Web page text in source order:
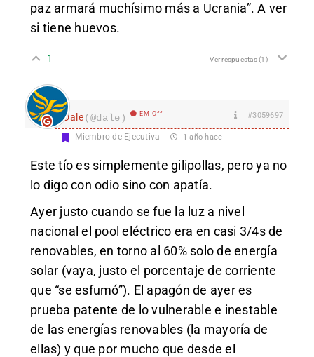
paz armará muchísimo más a Ucrania”. A ver
si tiene huevos.
1 Ver respuestas(1)
Dale(@dale) EM Off #3059697
Miembro de Ejecutiva 1 año hace
Este tío es simplemente gilipollas, pero ya no
lo digo con odio sino con apatía.
Ayer justo cuando se fue la luz a nivel
nacional el pool eléctrico era en casi 3/4s de
renovables, en torno al 60% solo de energía
solar (vaya, justo el porcentaje de corriente
que “se esfumó”). El apagón de ayer es
prueba patente de lo vulnerable e inestable
de las energías renovables (la mayoría de
ellas) y que por mucho que desde el